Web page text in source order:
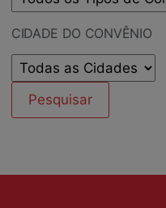
CIDADE DO CONVÊNIO